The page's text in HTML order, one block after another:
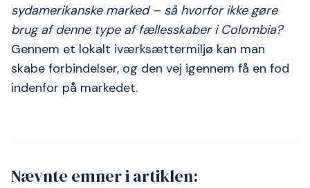
sydamerikanske marked – så hvorfor ikke gøre
brug af denne type af fællesskaber i Colombia?
Gennem et lokalt iværksættermiljø kan man
skabe forbindelser, og den vej igennem få en fod
indenfor på markedet.
Nævnte emner i artiklen: